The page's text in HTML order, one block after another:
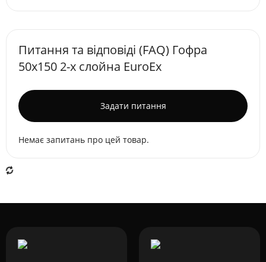
Питання та відповіді (FAQ) Гофра
50х150 2-х слойна EuroEx
Задати питання
Немає запитань про цей товар.